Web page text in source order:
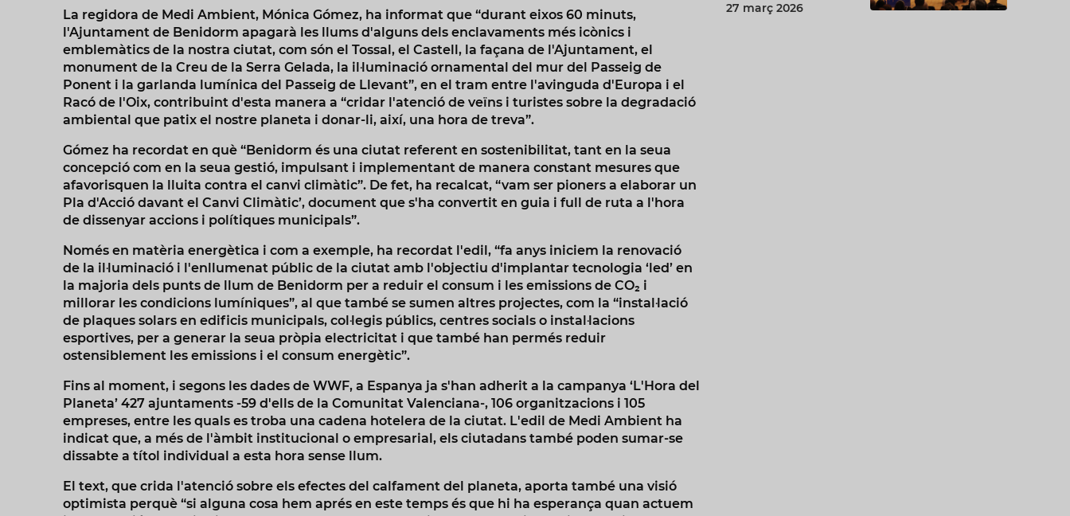
La regidora de Medi Ambient, Mónica Gómez, ha informat que “durant eixos 60 minuts,
l'Ajuntament de Benidorm apagarà les llums d'alguns dels enclavaments més icònics i
emblemàtics de la nostra ciutat, com són el Tossal, el Castell, la façana de l'Ajuntament, el
monument de la Creu de la Serra Gelada, la il·luminació ornamental del mur del Passeig de
Ponent i la garlanda lumínica del Passeig de Llevant”, en el tram entre l'avinguda d'Europa i el
Racó de l'Oix, contribuint d'esta manera a “cridar l'atenció de veïns i turistes sobre la degradació
ambiental que patix el nostre planeta i donar-li, així, una hora de treva”.
Gómez ha recordat en què “Benidorm és una ciutat referent en sostenibilitat, tant en la seua
concepció com en la seua gestió, impulsant i implementant de manera constant mesures que
afavorisquen la lluita contra el canvi climàtic”. De fet, ha recalcat, “vam ser pioners a elaborar un
Pla d'Acció davant el Canvi Climàtic’, document que s'ha convertit en guia i full de ruta a l'hora
de dissenyar accions i polítiques municipals”.
Només en matèria energètica i com a exemple, ha recordat l'edil, “fa anys iniciem la renovació
de la il·luminació i l'enllumenat públic de la ciutat amb l'objectiu d'implantar tecnologia ‘led’ en
la majoria dels punts de llum de Benidorm per a reduir el consum i les emissions de CO₂ i
millorar les condicions lumíniques”, al que també se sumen altres projectes, com la “instal·lació
de plaques solars en edificis municipals, col·legis públics, centres socials o instal·lacions
esportives, per a generar la seua pròpia electricitat i que també han permés reduir
ostensiblement les emissions i el consum energètic”.
Fins al moment, i segons les dades de WWF, a Espanya ja s'han adherit a la campanya ‘L'Hora del
Planeta’ 427 ajuntaments -59 d'ells de la Comunitat Valenciana-, 106 organitzacions i 105
empreses, entre les quals es troba una cadena hotelera de la ciutat. L'edil de Medi Ambient ha
indicat que, a més de l'àmbit institucional o empresarial, els ciutadans també poden sumar-se
dissabte a títol individual a esta hora sense llum.
El text, que crida l'atenció sobre els efectes del calfament del planeta, aporta també una visió
optimista perquè “si alguna cosa hem aprés en este temps és que hi ha esperança quan actuem
27 març 2026